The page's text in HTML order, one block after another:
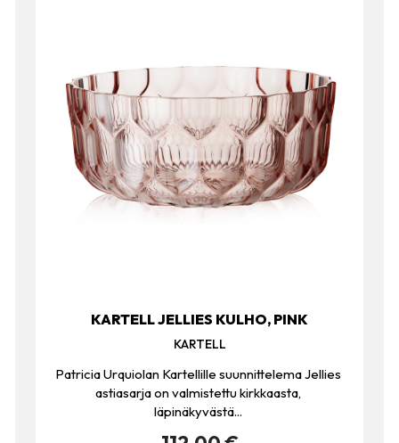
KARTELL JELLIES KULHO, PINK
KARTELL
Patricia Urquiolan Kartellille suunnittelema Jellies
astiasarja on valmistettu kirkkaasta,
läpinäkyvästä...